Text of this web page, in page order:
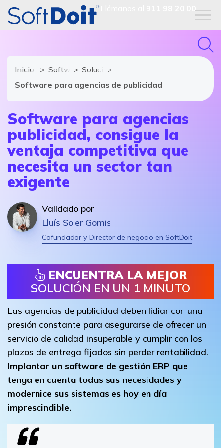
911 98 20 00
Inicio Software ERPSoluciones y módulos de Software
Software para agencias de publicidad
Software para agencias
publicidad, consigue la
ventaja competitiva que
necesita un sector tan
exigente
Validado por
Lluís Soler Gomis
Cofundador y Director de negocio en SoftDoit
ENCUENTRA LA MEJOR
SOLUCIÓN EN UN 1 MINUTO
Las agencias de publicidad deben lidiar con una
presión constante para asegurarse de ofrecer un
servicio de calidad insuperable y cumplir con los
plazos de entrega fijados sin perder rentabilidad.
Implantar un software de gestión ERP que
tenga en cuenta todas sus necesidades y
modernice sus sistemas es hoy en día
imprescindible.